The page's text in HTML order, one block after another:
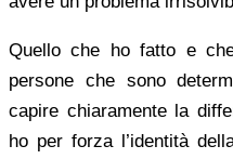
Quello che ho fatto e
persone che sono
capire chiaramente la
ho per forza l’identità